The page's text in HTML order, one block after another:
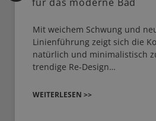
Mit weichem Schwung und
Linienführung zeigt sich die
natürlich und minimalistisch
trendige Re-Design…
WEITERLESEN >>